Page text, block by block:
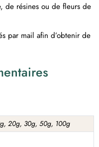
de résines ou de fleurs de
par mail afin d’obtenir de
20g, 30g, 50g, 100g